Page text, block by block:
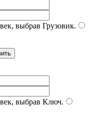
выбрав Грузовик.
выбрав Ключ.